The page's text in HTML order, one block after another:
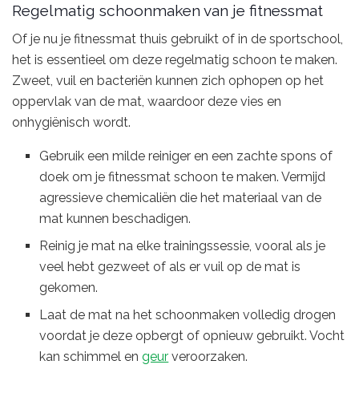
Regelmatig schoonmaken van je fitnessmat
Of je nu je fitnessmat thuis gebruikt of in de sportschool,
het is essentieel om deze regelmatig schoon te maken.
Zweet, vuil en bacteriën kunnen zich ophopen op het
oppervlak van de mat, waardoor deze vies en
onhygiënisch wordt.
Gebruik een milde reiniger en een zachte spons of
doek om je fitnessmat schoon te maken. Vermijd
agressieve chemicaliën die het materiaal van de
mat kunnen beschadigen.
Reinig je mat na elke trainingssessie, vooral als je
veel hebt gezweet of als er vuil op de mat is
gekomen.
Laat de mat na het schoonmaken volledig drogen
voordat je deze opbergt of opnieuw gebruikt. Vocht
kan schimmel engeur veroorzaken.